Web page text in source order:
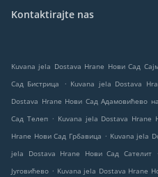
Kontaktirajte nas
Kuvana jela Dostava Hrane Нови Сад
Сад Бистрица
. Kuvana jela Dostava
Dostava Hrane Нови Сад Адамовићево
Сад Телеп . Kuvana jela Dostava Hrane
Hrane Нови Сад Грбавица . Kuvana jela
jela Dostava Hrane Нови Сад Сателит
Југовићево . Kuvana jela Dostava Hrane